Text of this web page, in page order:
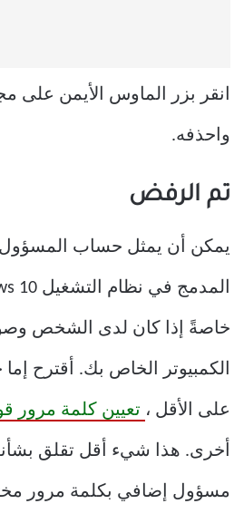
انقر بزر الماوس الأيمن على
واحذفه.
تم الرفض
يمكن أن يمثل حساب المسؤول
خاصةً إذا كان لدى الشخص
الكمبيوتر الخاص بك. أقترح
على الأقل ، تعيين كلمة مرور
أخرى. هذا شيء أقل تقلق
مسؤول إضافي بكلمة مرور